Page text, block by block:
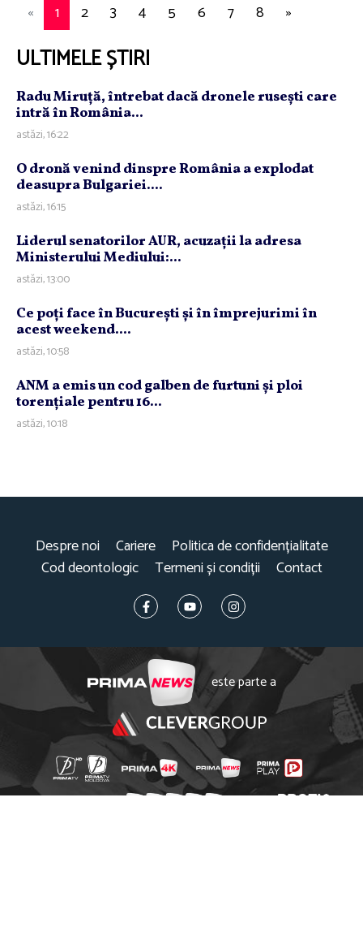
« 1 2 3 4 5 6 7 8 »
ULTIMELE ȘTIRI
Radu Miruţă, întrebat dacă dronele ruseşti care
intră în România...
astăzi, 16:22
O dronă venind dinspre România a explodat
deasupra Bulgariei....
astăzi, 16:15
Liderul senatorilor AUR, acuzaţii la adresa
Ministerului Mediului:...
astăzi, 13:00
Ce poţi face în Bucureşti şi în împrejurimi în
acest weekend....
astăzi, 10:58
ANM a emis un cod galben de furtuni şi ploi
torenţiale pentru 16...
astăzi, 10:18
Despre noi Cariere
Politica de confidențialitate
Cod deontologic
Termeni și condiții Contact
este parte a